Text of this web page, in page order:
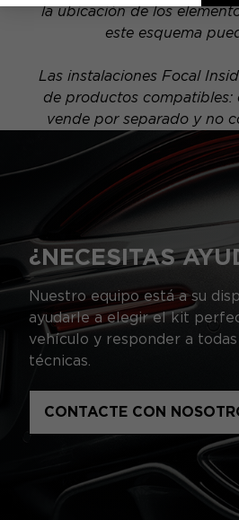
la ubicación de los
este esquema
Las instalaciones Focal
de productos compatibles:
vende por separado y no
¿NECESITAS
Nuestro equipo está a su
ayudarle a elegir el kit
vehículo y responder a
técnicas.
CONTACTE CON